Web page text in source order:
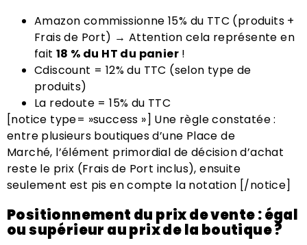
Amazon commissionne 15% du TTC (produits +
Frais de Port) → Attention cela représente en
fait 18 % du HT du panier !
Cdiscount = 12% du TTC (selon type de
produits)
La redoute = 15% du TTC
[notice type= »success »] Une règle constatée :
entre plusieurs boutiques d’une Place de
Marché, l’élément primordial de décision d’achat
reste le prix (Frais de Port inclus), ensuite
seulement est pis en compte la notation [/notice]
Positionnement du prix de vente : égal
ou supérieur au prix de la boutique ?